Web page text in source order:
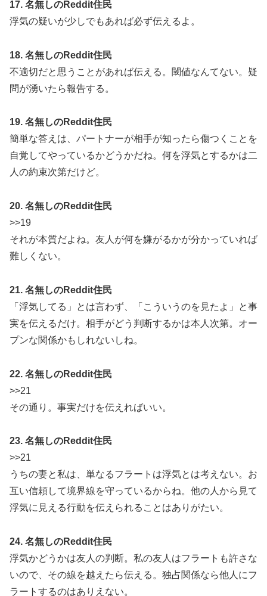
17. 名無しのReddit住民
浮気の疑いが少しでもあれば必ず伝えるよ。
18. 名無しのReddit住民
不適切だと思うことがあれば伝える。閾値なんてない。疑
問が湧いたら報告する。
19. 名無しのReddit住民
簡単な答えは、パートナーが相手が知ったら傷つくことを
自覚してやっているかどうかだね。何を浮気とするかは二
人の約束次第だけど。
20. 名無しのReddit住民
>>19
それが本質だよね。友人が何を嫌がるかが分かっていれば
難しくない。
21. 名無しのReddit住民
「浮気してる」とは言わず、「こういうのを見たよ」と事
実を伝えるだけ。相手がどう判断するかは本人次第。オー
プンな関係かもしれないしね。
22. 名無しのReddit住民
>>21
その通り。事実だけを伝えればいい。
23. 名無しのReddit住民
>>21
うちの妻と私は、単なるフラートは浮気とは考えない。お
互い信頼して境界線を守っているからね。他の人から見て
浮気に見える行動を伝えられることはありがたい。
24. 名無しのReddit住民
浮気かどうかは友人の判断。私の友人はフラートも許さな
いので、その線を越えたら伝える。独占関係なら他人にフ
ラートするのはありえない。